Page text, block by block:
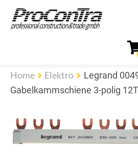
Home Elektro
Legrand
Gabelkammschiene 3-polig